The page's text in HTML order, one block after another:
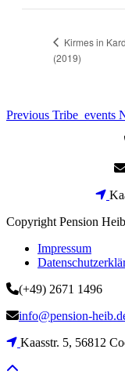
Kirmes in
(2019)
Previous Tribe_events
Copyright Pension
Impressum
(+49) 2671 1496
info@pension-
Kaasstr. 5, 56812